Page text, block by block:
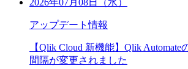
アップデート情報
【Qlik Cloud 新機能】Qlik
間隔が変更されました